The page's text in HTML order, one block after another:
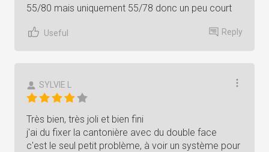
55/80 mais uniquement 55/78 donc un peu court
Useful Reply
SYLVIE L
Très bien, très joli et bien fini
j'ai du fixer la cantonière avec du double face
c'est le seul petit problème, à voir un système pour